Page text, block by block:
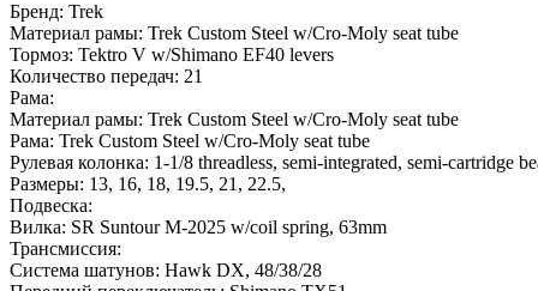
Бренд: Trek
Материал рамы: Trek Custom Steel w/Cro-Moly seat tube
Тормоз: Tektro V w/Shimano EF40 levers
Количество передач: 21
Рама:
Материал рамы: Trek Custom Steel w/Cro-Moly seat tube
Рама: Trek Custom Steel w/Cro-Moly seat tube
Рулевая колонка: 1-1/8 threadless, semi-integrated, semi-cartridge
Размеры: 13, 16, 18, 19.5, 21 , 22.5,
Подвеска:
Вилка: SR Suntour M-2025 w/coil spring, 63mm
Трансмиссия:
Система шатунов: Hawk DX, 48/38/28